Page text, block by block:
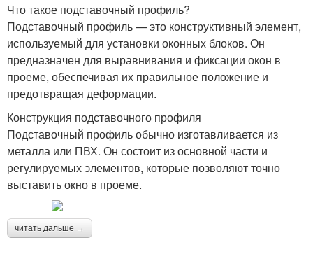
Что такое подставочный профиль?
Подставочный профиль — это конструктивный элемент,
используемый для установки оконных блоков. Он
предназначен для выравнивания и фиксации окон в
проеме, обеспечивая их правильное положение и
предотвращая деформации.
Конструкция подставочного профиля
Подставочный профиль обычно изготавливается из
металла или ПВХ. Он состоит из основной части и
регулируемых элементов, которые позволяют точно
выставить окно в проеме.
читать дальше →